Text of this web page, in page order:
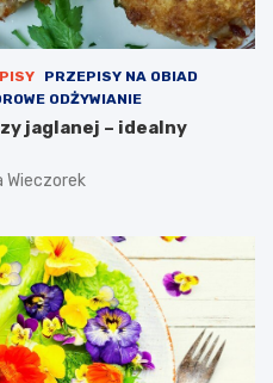
PRZEPISY NA OBIAD
ODŻYWIANIE
jaglanej – idealny
Wieczorek